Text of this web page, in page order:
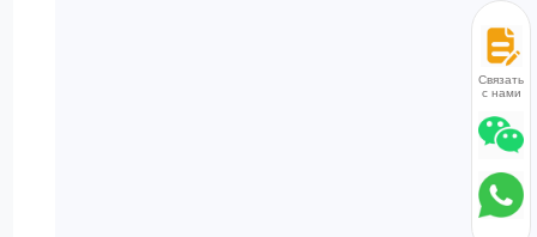
Связаться
с нами